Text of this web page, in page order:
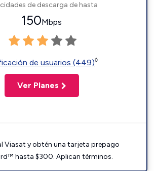
de descarga de hasta
150Mbps
de usuarios (449)◊
Ver Planes
Viasat y obtén una tarjeta prepago
hasta $300. Aplican términos.